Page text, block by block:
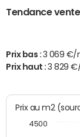
Tendance
Prix bas : 3 069 €/
Prix haut :3 829
Prix au
4500